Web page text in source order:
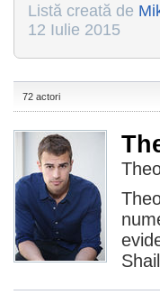
Listă creată de
12 Iulie 2015
72 actori